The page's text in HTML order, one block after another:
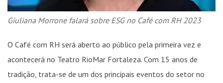
Giuliana Morrone falará sobre ESG no Café com RH 2023
O Café com RH será aberto ao público pela primeira vez e
acontecerá no Teatro RioMar Fortaleza. Com 15 anos de
tradição, trata-se de um dos principais eventos do setor no